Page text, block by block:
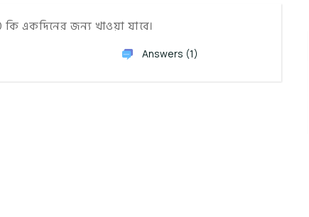
একদিনের জন্য খাওয়া যাবে।
Answers (1)